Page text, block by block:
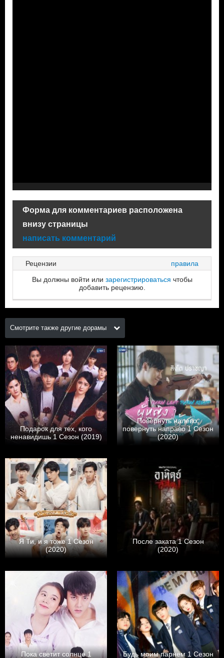
Форма для комментариев расположена
внизу страницы
написать комментарий
Рецензии
правила
Вы должны войти или зарегистрироваться чтобы
добавить рецензию.
Смотрите также другие дорамы
Подарок для тех, кого
ненавидишь 1 Сезон (2019)
Повернуть налево,
повернуть направо 1 Сезон
(2020)
Я Ти, и я тоже 1 Сезон
(2020)
После заката 1 Сезон
(2020)
Пока светит солнце 1 Будь моим парнем 1 Сезон